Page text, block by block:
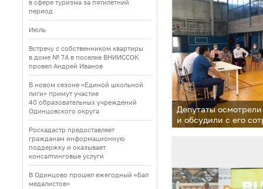
в сфере туризма за пятилетний
период
Июль
Встречу с собственником квартиры
в доме № 7А в поселке ВНИИССОК
провел Андрей Иванов
В новом сезоне «Единой школьной
лиги» примут участие
40 образовательных учреждений
Одинцовского округа
Роскадастр предоставляет
гражданам информационную
поддержку и оказывает
консалтинговые услуги
В Одинцово прошел ежегодный «Бал
медалистов»
Депутаты
и обсудили с его
перспективы